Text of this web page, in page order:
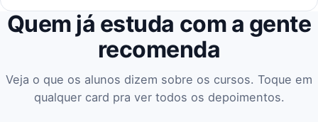
Quem já estuda com a gente
recomenda
Veja o que os alunos dizem sobre os cursos. Toque em
qualquer card pra ver todos os depoimentos.